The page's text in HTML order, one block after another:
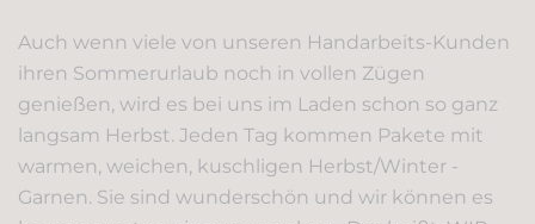
Auch wenn viele von unseren Handarbeits-Kunden
ihren Sommerurlaub noch in vollen Zügen
genießen, wird es bei uns im Laden schon so ganz
langsam Herbst. Jeden Tag kommen Pakete mit
warmen, weichen, kuschligen Herbst/Winter -
Garnen. Sie sind wunderschön und wir können es